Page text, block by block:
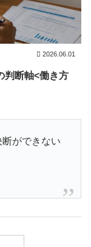
2026.06.01
判断軸<働き方
断ができない